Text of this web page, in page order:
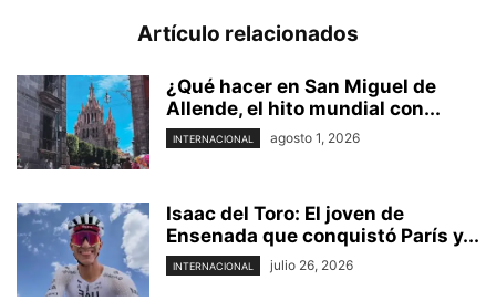
Artículo relacionados
¿Qué hacer en San Miguel de
Allende, el hito mundial con...
INTERNACIONAL agosto 1, 2026
Isaac del Toro: El joven de
Ensenada que conquistó París y...
INTERNACIONAL julio 26, 2026